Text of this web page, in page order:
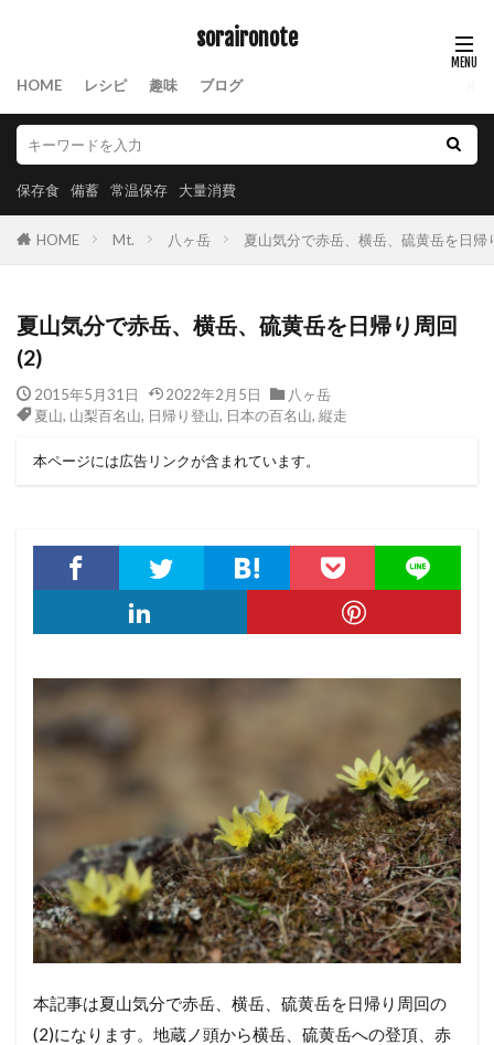
soraironote
HOME レシピ 趣味 ブログ
保存食 備蓄 常温保存 大量消費
HOME Mt. 八ヶ岳 夏山気分で赤岳、横岳、硫黄岳を日帰
夏山気分で赤岳、横岳、硫黄岳を日帰り周回
(2)
2015年5月31日 2022年2月5日
八ヶ岳
夏山, 山梨百名山, 日帰り登山, 日本の百名山, 縦走
本ページには広告リンクが含まれています。
本記事は夏山気分で赤岳、横岳、硫黄岳を日帰り周回の
(2)になります。地蔵ノ頭から横岳、硫黄岳への登頂、赤